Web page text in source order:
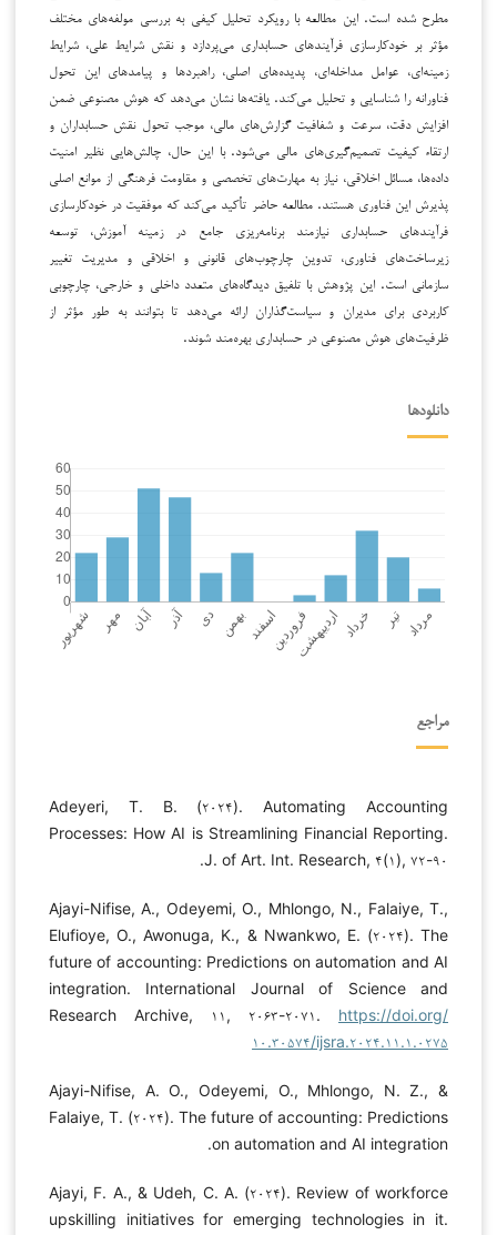
مطرح شده است. این مطالعه با رویکرد تحلیل کیفی به بررسی مولفه‌های مختلف
مؤثر بر خودکارسازی فرآیندهای حسابداری می‌پردازد و نقش شرایط علی، شرایط
زمینه‌ای، عوامل مداخله‌ای، پدیده‌های اصلی، راهبردها و پیامدهای این تحول
فناورانه را شناسایی و تحلیل می‌کند. یافته‌ها نشان می‌دهد که هوش مصنوعی ضمن
افزایش دقت، سرعت و شفافیت گزارش‌های مالی، موجب تحول نقش حسابداران و
ارتقاء کیفیت تصمیم‌گیری‌های مالی می‌شود. با این حال، چالش‌هایی نظیر امنیت
داده‌ها، مسائل اخلاقی، نیاز به مهارت‌های تخصصی و مقاومت فرهنگی از موانع اصلی
پذیرش این فناوری هستند. مطالعه حاضر تأکید می‌کند که موفقیت در خودکارسازی
فرآیندهای حسابداری نیازمند برنامه‌ریزی جامع در زمینه آموزش، توسعه
زیرساخت‌های فناوری، تدوین چارچوب‌های قانونی و اخلاقی و مدیریت تغییر
سازمانی است. این پژوهش با تلفیق دیدگاه‌های متعدد داخلی و خارجی، چارچوبی
کاربردی برای مدیران و سیاست‌گذاران ارائه می‌دهد تا بتوانند به طور مؤثر از
ظرفیت‌های هوش مصنوعی در حسابداری بهره‌مند شوند.
دانلودها
مراجع
Adeyeri, T. B. (۲۰۲۴). Automating Accounting
Processes: How AI is Streamlining Financial Reporting.
J. of Art. Int. Research, ۴(۱), ۷۲-۹۰.
Ajayi-Nifise, A., Odeyemi, O., Mhlongo, N., Falaiye, T.,
Elufioye, O., Awonuga, K., & Nwankwo, E. (۲۰۲۴). The
future of accounting: Predictions on automation and AI
integration. International Journal of Science and
Research Archive, ۱۱, ۲۰۶۳-۲۰۷۱. https://doi.org/
۱۰.۳۰۵۷۴/ijsra.۲۰۲۴.۱۱.۱.۰۲۷۵
Ajayi-Nifise, A. O., Odeyemi, O., Mhlongo, N. Z., &
Falaiye, T. (۲۰۲۴). The future of accounting: Predictions
on automation and AI integration.
Ajayi, F. A., & Udeh, C. A. (۲۰۲۴). Review of workforce
upskilling initiatives for emerging technologies in it.